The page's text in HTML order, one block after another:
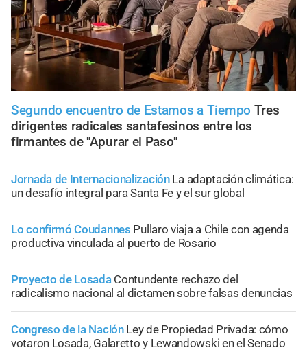
Segundo encuentro de Estamos a Tiempo Tres
dirigentes radicales santafesinos entre los
firmantes de "Apurar el Paso"
Jornada de Internacionalización La adaptación climática:
un desafío integral para Santa Fe y el sur global
Lo confirmó Coudannes Pullaro viaja a Chile con agenda
productiva vinculada al puerto de Rosario
Proyecto de Losada Contundente rechazo del
radicalismo nacional al dictamen sobre falsas denuncias
Congreso de la Nación Ley de Propiedad Privada: cómo
votaron Losada, Galaretto y Lewandowski en el Senado